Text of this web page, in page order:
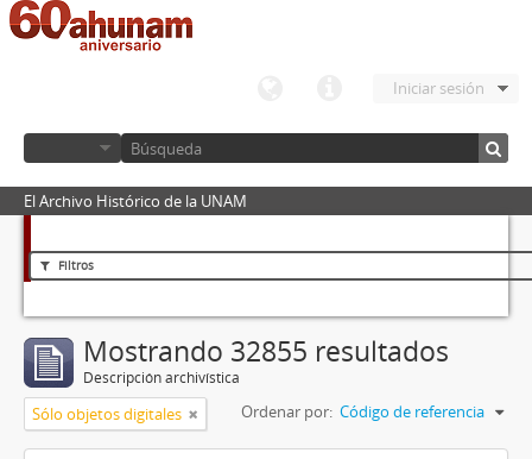
Iniciar sesión
El Archivo Histórico de la UNAM
Filtros
Mostrando 32855 resultados
Descripción archivística
Sólo objetos digitales Ordenar por: Código de referencia